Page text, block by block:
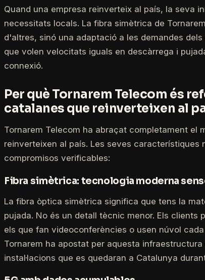
Quand una empresa reinverteix al país, la seva
necessitats locals. La fibra simètrica de
d'altres, sinó una adaptació a les demandes
que volen velocitats iguals en descàrrega i
connexió.
Per què Tornarem Telecom és
catalanes que reinverteixen al
Tornarem Telecom ha abraçat completament el
reinverteixen al país. Les seves característiques
compromisos verificables:
Fibra simètrica: tecnologia moderna
La fibra òptica simètrica significa que tens la
pujada. No és un detall tècnic menor. Els clients
els que fan videoconferències o usen núvol
Tornarem ha apostat per aquesta
instal·lacions que es quedaran a Catalunya